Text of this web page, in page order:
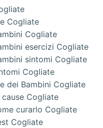
Cogliate
Cogliate
esercizi Cogliate
sintomi Cogliate
Cogliate
dei Bambini Cogliate
Cogliate
curarlo Cogliate
Cogliate